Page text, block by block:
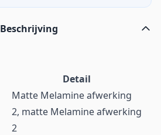
Beschrijving
Detail
Matte Melamine afwerking
2, matte Melamine afwerking
2